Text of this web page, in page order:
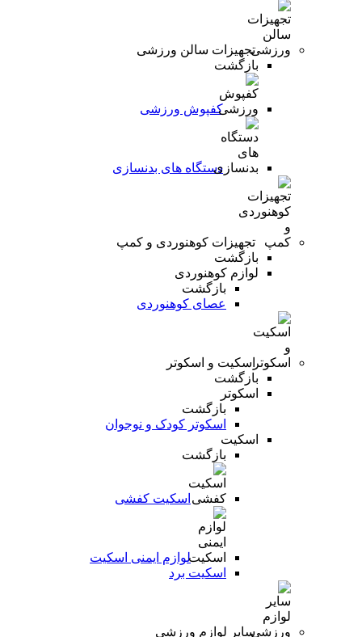
تجهیزات سالن ورزشی
بازگشت
کفپوش ورزشی
دستگاه های بدنسازی
تجهیزات کوهنوردی و کمپ
بازگشت
لوازم کوهنوردی
بازگشت
عصای کوهنوردی
اسکیت و اسکوتر
بازگشت
اسکوتر
بازگشت
اسکوتر کودک و نوجوان
اسکیت
بازگشت
اسکیت کفشی
لوازم ایمنی اسکیت
اسکیت برد
سایر لوازم ورزشی